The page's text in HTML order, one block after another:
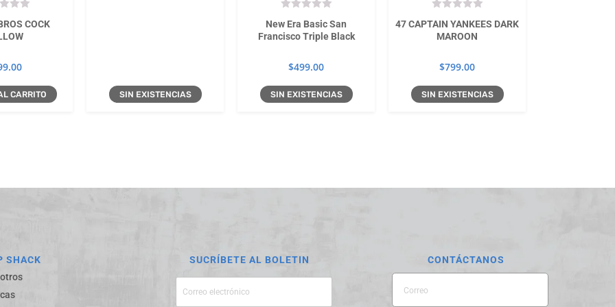
COCK
CARRITO SIN EXISTENCIAS
New Era Basic San
Francisco Triple Black
$499.00
SIN EXISTENCIAS
47 CAPTAIN YANKEES DARK
MAROON
$799.00
SIN EXISTENCIAS
SHACK
SUCRÍBETE AL BOLETIN CONTÁCTANOS